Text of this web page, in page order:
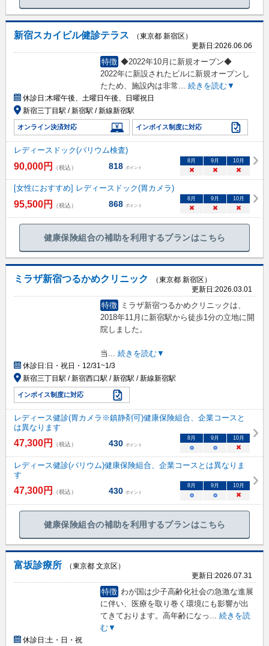
新宿スカイビル健診テラス
（東京都 新宿区）
更新日:2026.06.06
特徴 ◆2022年10月に新規オープン◆
2022年に新設されたビルに新規オープンし
たため、施設内は非常... 続きを読む▼
休診日:木曜午後、土曜日午後、日曜祝日
新宿三丁目駅 / 新宿駅 / 新線新宿駅
オンライン決済対応 インボイス制度に対応
レディースドック(バリウム検査)
90,000円 （税込） 818 ポイント
8月 9月 10月
× × ×
[女性におすすめ] レディースドック(胃カメラ)
95,500円 （税込） 868 ポイント
8月 9月 10月
× × ×
健康保険組合の補助を利用するプランはこちら
ミラザ新宿つるかめクリニック
（東京都 新宿区）
更新日:2026.03.01
特徴
ミラザ新宿つるかめクリニックは、
2018年11月に新宿駅から徒歩1分の立地に開
院しました。
当 続きを読む▼
休診日:日・祝日・12/31~1/3
新宿三丁目駅 / 新宿西口駅 / 新宿駅 / 新線新宿駅
インボイス制度に対応
レディース健診(胃カメラ※鎮静剤可)健康保険組合、企業コースと
は異なります
47,300円 （税込） 430 ポイント
8 月 9 月 10月
○ ○ ×
レディース健診(バリウム)健康保険組合、企業コースとは異なりま
す
47,300円 （税込） 430 ポイント
8 月 9 月 10月
○ ○ ×
健康保険組合の補助を利用するプランはこちら
富坂診療所
（東京都 文京区）
更新日:2026.07.31
特徴 わが国は少子高齢化社会の急激な進展
に伴い、医療を取り巻く環境にも影響が出
てきております。高年齢になっ ... 続きを読
む▼
休診日:土・日・祝